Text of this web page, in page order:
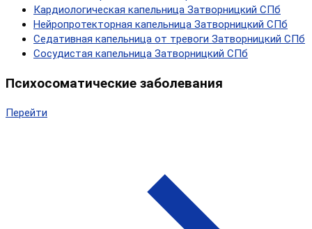
Кардиологическая капельница Затворницкий СПб
Нейропротекторная капельница Затворницкий СПб
Седативная капельница от тревоги Затворницкий СПб
Сосудистая капельница Затворницкий СПб
Психосоматические заболевания
Перейти